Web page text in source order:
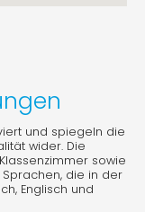
und spiegeln die
wider. Die
sowie
die in der
Englisch und